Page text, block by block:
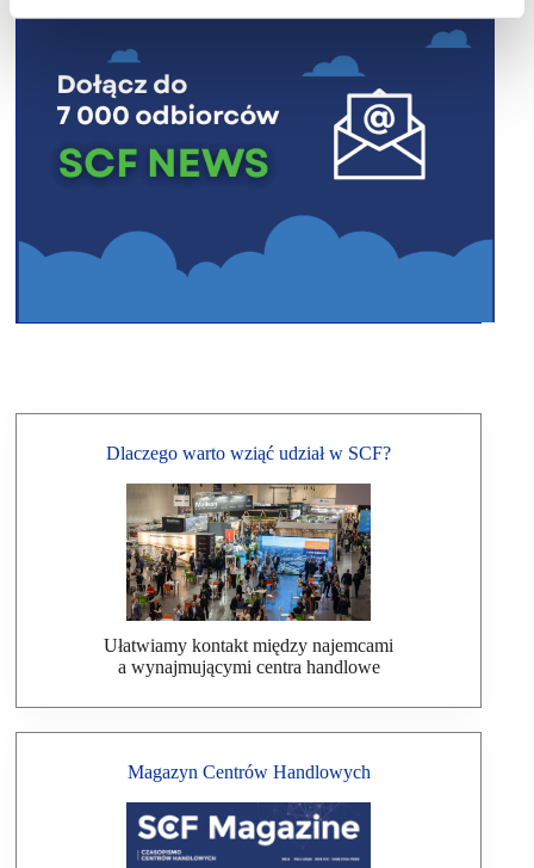
Dlaczego warto wziąć udział w SCF?
Ułatwiamy kontakt między najemcami
a wynajmującymi centra handlowe
Magazyn Centrów Handlowych